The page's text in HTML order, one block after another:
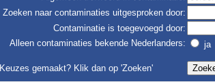
Zoeken naar contaminaties uitgesproken door:
Contaminatie is toegevoegd door:
Alleen contaminaties bekende Nederlanders:
ja
Keuzes gemaakt? Klik dan op 'Zoeken'